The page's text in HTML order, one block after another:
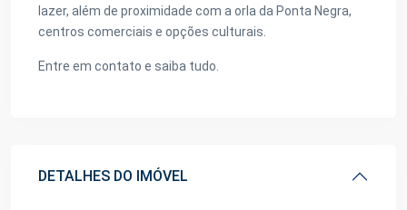
lazer, além de proximidade com a orla da Ponta Negra,
centros comerciais e opções culturais.
Entre em contato e saiba tudo.
DETALHES DO IMÓVEL